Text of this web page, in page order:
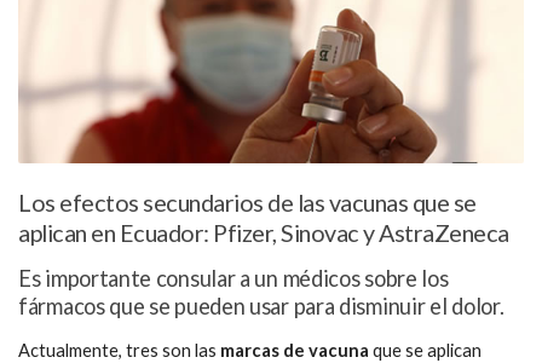
Los efectos secundarios de las vacunas que se
aplican en Ecuador: Pfizer, Sinovac y AstraZeneca
Es importante consular a un médicos sobre los
fármacos que se pueden usar para disminuir el dolor.
Actualmente, tres son las marcas de vacuna que se aplican